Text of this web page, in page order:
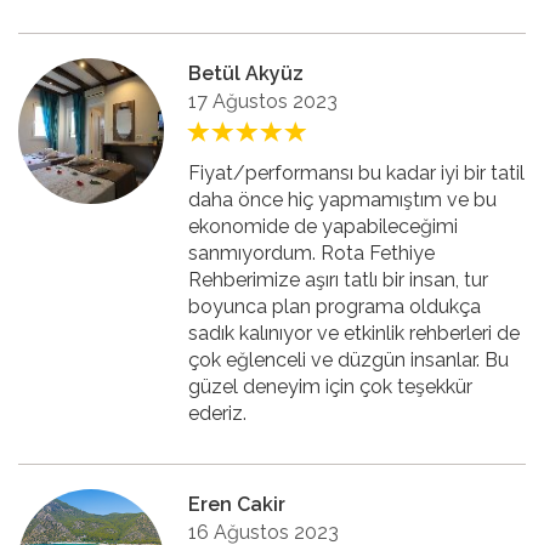
Betül Akyüz
17 Ağustos 2023
Fiyat/performansı bu kadar iyi bir tatil
daha önce hiç yapmamıştım ve bu
ekonomide de yapabileceğimi
sanmıyordum. Rota Fethiye
Rehberimize aşırı tatlı bir insan, tur
boyunca plan programa oldukça
sadık kalınıyor ve etkinlik rehberleri de
çok eğlenceli ve düzgün insanlar. Bu
güzel deneyim için çok teşekkür
ederiz.
Eren Cakir
16 Ağustos 2023